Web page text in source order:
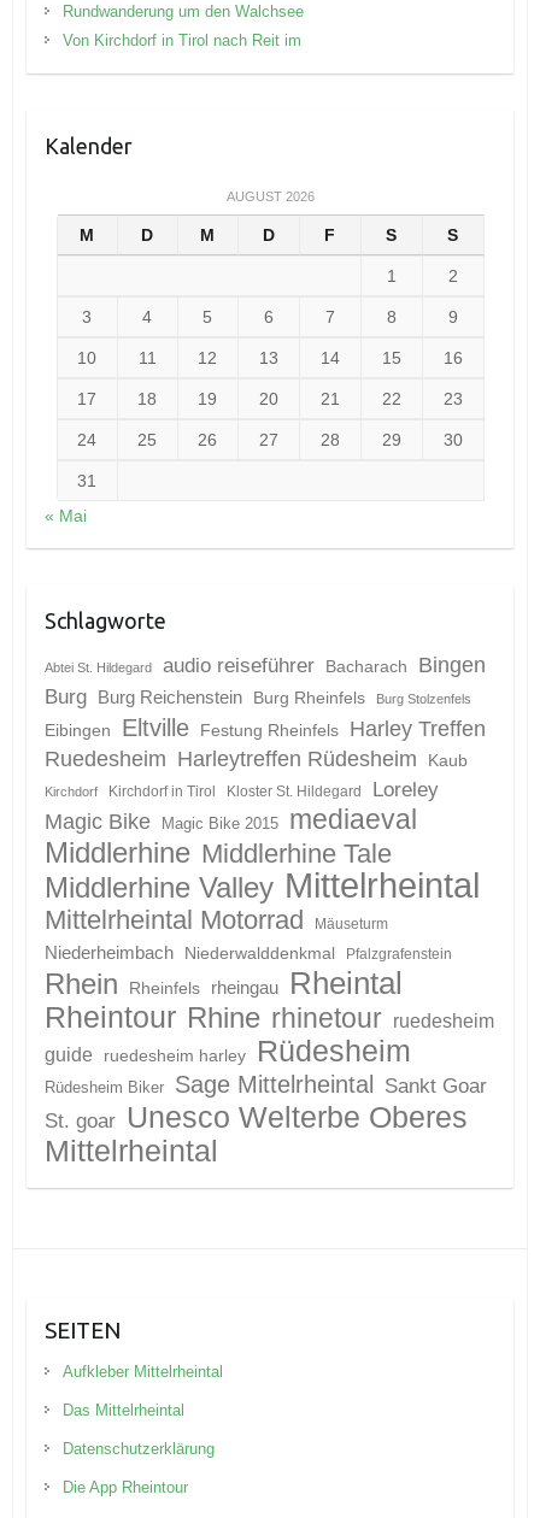
Rundwanderung um den Walchsee
Von Kirchdorf in Tirol nach Reit im
Kalender
AUGUST 2026
M D M D F S S
1 2
3 4 5 6 7 8 9
10 11 12 13 14 15 16
17 18 19 20 21 22 23
24 25 26 27 28 29 30
31
« Mai
Schlagworte
Abtei St. Hildegard audio reiseführer Bacharach
Bingen
Burg
Burg Reichenstein Burg Rheinfels Burg Stolzenfels
Eibingen Eltville Festung Rheinfels
Harley Treffen
Ruedesheim Harleytreffen Rüdesheim Kaub
Kirchdorf Kirchdorf in Tirol Kloster St. Hildegard Loreley
Magic Bike Magic Bike 2015 mediaeval
Middlerhine Middlerhine Tale
Middlerhine Valley Mittelrheintal
Mittelrheintal Motorrad Mäuseturm
Niederheimbach Niederwalddenkmal Pfalzgrafenstein
Rhein Rheinfels rheingau
Rheintal
Rheintour Rhine rhinetour ruedesheim
guide
ruedesheim harley Rüdesheim
Rüdesheim Biker Sage Mittelrheintal Sankt Goar
St. goar Unesco Welterbe Oberes
Mittelrheintal
SEITEN
Aufkleber Mittelrheintal
Das Mittelrheintal
Datenschutzerklärung
Die App Rheintour